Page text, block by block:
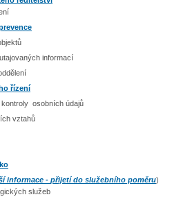
informací
řízení
osobních údajů
vztahů
informace - přijetí do služebního poměru)
služeb